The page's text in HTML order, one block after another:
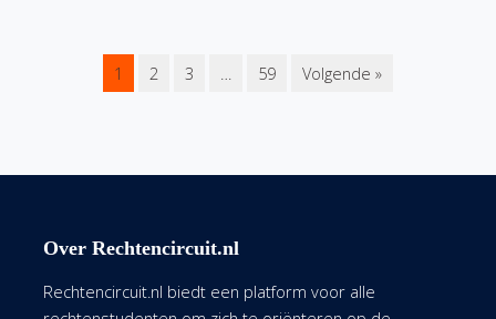
1 2 3 … 59 Volgende »
Over Rechtencircuit.nl
Rechtencircuit.nl biedt een platform voor alle